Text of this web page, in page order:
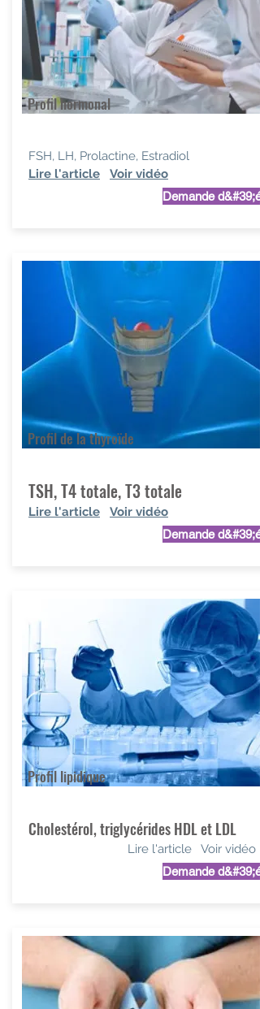
Profil hormonal
FSH, LH, Prolactine, Estradiol
Lire l'article
Voir vidéo
Demande
Profil de la thyroïde
TSH, T4 totale, T3 totale
Lire l'article Voir vidéo
Demande
Profil lipidique
Cholestérol, triglycérides HDL et LDL
Lire l'article Voir vidéo
Demande